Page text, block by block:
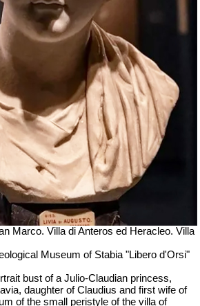
Marco. Villa di Anteros ed Heracleo. Villa
Museum of Stabia "Libero d'Orsi"
bust of a Julio-Claudian princess,
daughter of Claudius and first wife of
of the small peristyle of the villa of